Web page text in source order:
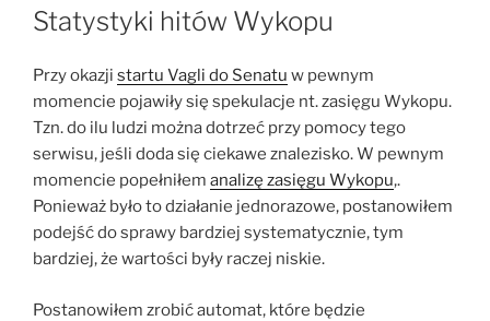
W
Statystyki hitów Wykopu
Przy okazji startu Vagli do Senatu w pewnym
momencie pojawiły się spekulacje nt. zasięgu Wykopu.
Tzn. do ilu ludzi można dotrzeć przy pomocy tego
serwisu, jeśli doda się ciekawe znalezisko. W pewnym
momencie popełniłem analizę zasięgu Wykopu,.
Ponieważ było to działanie jednorazowe, postanowiłem
podejść do sprawy bardziej systematycznie, tym
bardziej, że wartości były raczej niskie.
Postanowiłem zrobić automat, które będzie